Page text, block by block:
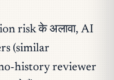
risk के अलावा, AI
(similar
history reviewer